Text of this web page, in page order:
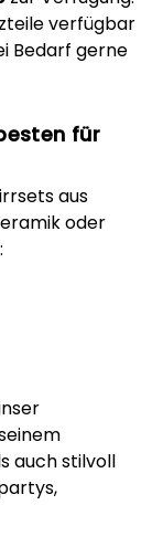
verfügbar
Bedarf gerne
für
aus
oder
auch stilvoll